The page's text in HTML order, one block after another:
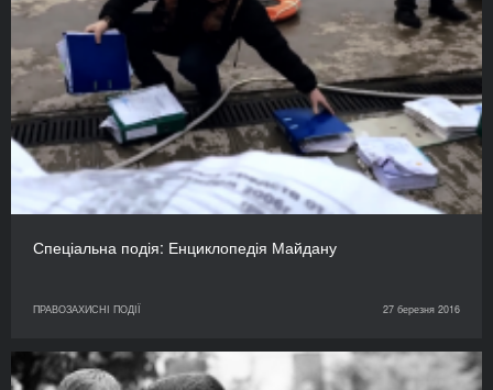
Спеціальна подія: Енциклопедія Майдану
ПРАВОЗАХИСНІ ПОДІЇ 27 березня 2016